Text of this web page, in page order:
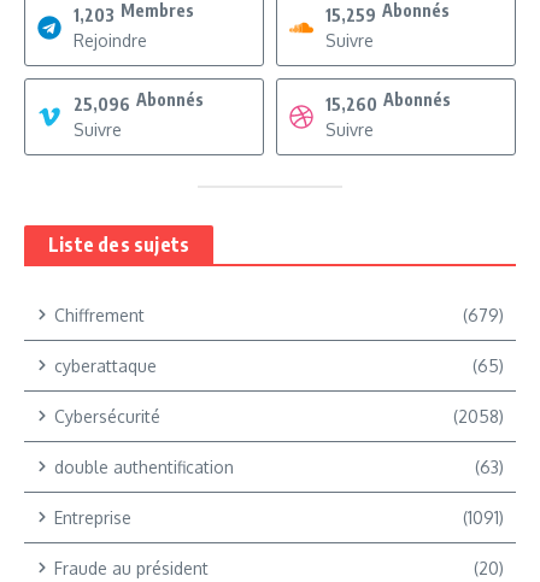
1,203 Membres
Rejoindre
15,259 Abonnés
Suivre
25,096 Abonnés
Suivre
15,260 Abonnés
Suivre
Liste des sujets
Chiffrement (679)
cyberattaque (65)
Cybersécurité (2058)
double authentification (63)
Entreprise (1091)
Fraude au président (20)